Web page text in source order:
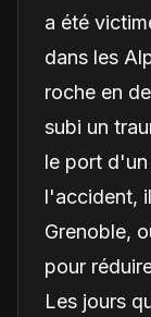
a été
dans les
roche en
subi un
le port d'un
l'accident,
Grenoble,
pour
Les jours